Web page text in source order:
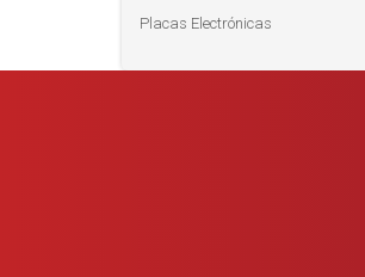
Placas Electrónicas